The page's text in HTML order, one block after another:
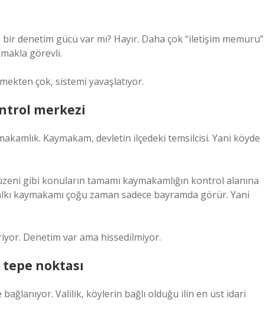
denetim gücü var mı? Hayır. Daha çok “iletişim memuru”
görevli.
çok, sistemi yavaşlatıyor.
merkezi
Kaymakam, devletin ilçedeki temsilcisi. Yani köyde
gibi konuların tamamı kaymakamlığın kontrol alanına
kaymakamı çoğu zaman sadece bayramda görür. Yani
Denetim var ama hissedilmiyor.
noktası
Valilik, köylerin bağlı olduğu ilin en üst idari